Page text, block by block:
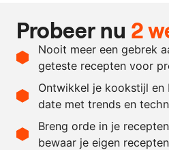
1
eetl.
Recept omrekenen
-
Probeer nu 2
Nooit meer een gebrek
geteste recepten voor
Ontwikkel je kookstijl
date met trends en
Breng orde in je
bewaar je eigen